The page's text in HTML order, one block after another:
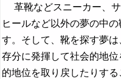
革靴などスニーカー、サ
ヒールなど以外の夢の中
す。そして、靴を探す夢
存分に発揮して社会的地
的地位を取り戻したりす